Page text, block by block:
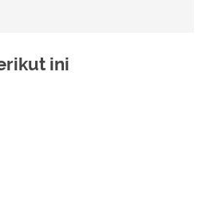
ini